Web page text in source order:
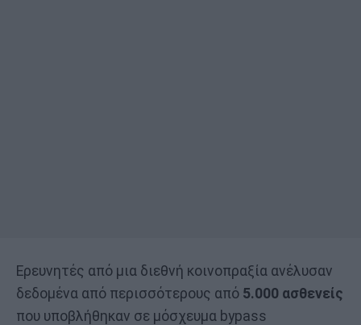
Ερευνητές από μια διεθνή κοινοπραξία ανέλυσαν
δεδομένα από περισσότερους από 5.000 ασθενείς
που υποβλήθηκαν σε μόσχευμα bypass